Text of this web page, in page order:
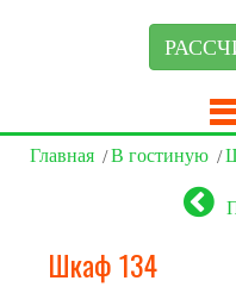
Главная В гостиную
Шкаф 134